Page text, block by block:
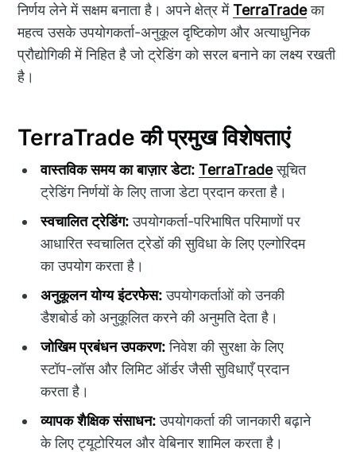
निर्णय लेने में सक्षम बनाता है। अपने क्षेत्र मेंTerraTradeका
महत्व उसके उपयोगकर्ता-अनुकूल दृष्टिकोण और अत्याधुनिक
प्रौद्योगिकी में निहित है जो ट्रेडिंग को सरल बनाने का लक्ष्य रखती
है।
TerraTrade की प्रमुख विशेषताएं
वास्तविक समय का बाज़ार डेटा: TerraTradeसूचित
ट्रेडिंग निर्णयों के लिए ताजा डेटा प्रदान करता है।
स्वचालित ट्रेडिंग:उपयोगकर्ता-परिभाषित परिमाणों पर
आधारित स्वचालित ट्रेडों की सुविधा के लिए एल्गोरिदम
का उपयोग करता है।
अनुकूलन योग्य इंटरफेस:उपयोगकर्ताओं को उनकी
डैशबोर्ड को अनुकूलित करने की अनुमति देता है।
जोखिम प्रबंधन उपकरण:निवेश की सुरक्षा के लिए
स्टॉप-लॉस और लिमिट ऑर्डर जैसी सुविधाएँ प्रदान
करता है।
व्यापक शैक्षिक संसाधन:उपयोगकर्ता की जानकारी बढ़ाने
के लिए ट्यूटोरियल और वेबिनार शामिल करता है।